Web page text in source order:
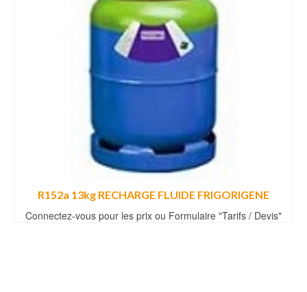
R152a 13kg RECHARGE FLUIDE FRIGORIGENE
Connectez-vous pour les prix ou Formulaire "Tarifs / Devis"